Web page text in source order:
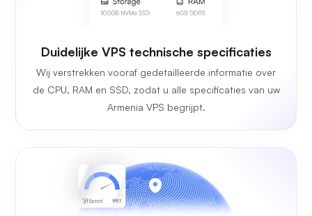
Duidelijke VPS technische specificaties
Wij verstrekken vooraf gedetailleerde informatie over
de CPU, RAM en SSD, zodat u alle specificaties van uw
Armenia VPS begrijpt.